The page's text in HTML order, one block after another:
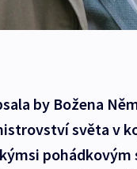
by Božena
světa v